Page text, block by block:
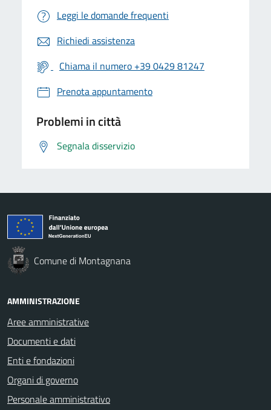
Leggi le domande frequenti
Richiedi assistenza
Chiama il numero +39 0429 81247
Prenota appuntamento
Problemi in città
Segnala disservizio
Comune di Montagnana
AMMINISTRAZIONE
Aree amministrative
Documenti e dati
Enti e fondazioni
Organi di governo
Personale amministrativo